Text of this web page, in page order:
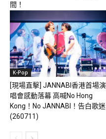
間！
K-Pop
[現場直擊] JANNABI香港首場演
唱會感動落幕 高喊No Hong
Kong！No JANNABI！告白歌迷
(260711)